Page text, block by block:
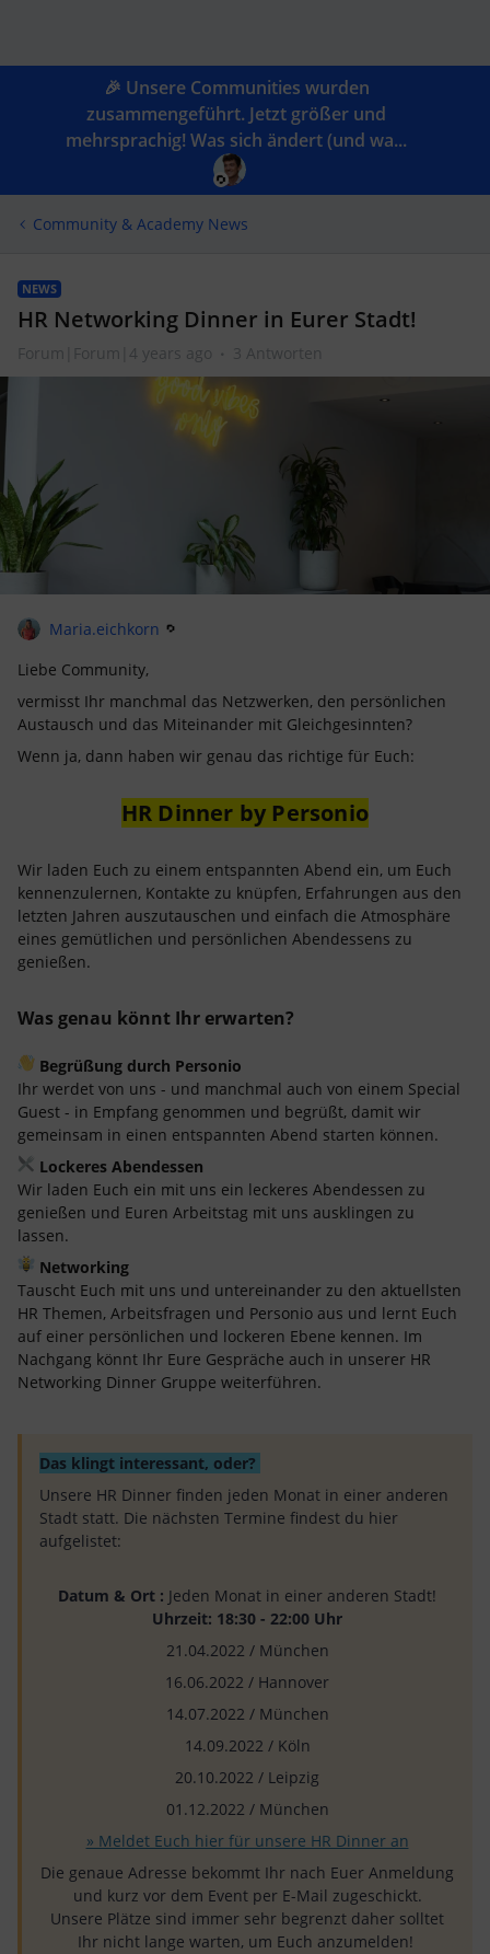
🎉 Unsere Communities wurden
zusammengeführt. Jetzt größer und
mehrsprachig! Was sich ändert (und wa...
Community & Academy News
NEWS
HR Networking Dinner in Eurer Stadt!
Forum|Forum|4 years ago 3 Antworten
Maria.eichkorn
Liebe Community,
vermisst Ihr manchmal das Netzwerken, den persönlichen
Austausch und das Miteinander mit Gleichgesinnten?
Wenn ja, dann haben wir genau das richtige für Euch:
HR Dinner by Personio
Wir laden Euch zu einem entspannten Abend ein, um Euch
kennenzulernen, Kontakte zu knüpfen, Erfahrungen aus den
letzten Jahren auszutauschen und einfach die Atmosphäre
eines gemütlichen und persönlichen Abendessens zu
genießen.
Was genau könnt Ihr erwarten?
Begrüßung durch Personio
Ihr werdet von uns - und manchmal auch von einem Special
Guest - in Empfang genommen und begrüßt, damit wir
gemeinsam in einen entspannten Abend starten können.
Lockeres Abendessen
Wir laden Euch ein mit uns ein leckeres Abendessen zu
genießen und Euren Arbeitstag mit uns ausklingen zu
lassen.
Networking
Tauscht Euch mit uns und untereinander zu den aktuellsten
HR Themen, Arbeitsfragen und Personio aus und lernt Euch
auf einer persönlichen und lockeren Ebene kennen. Im
Nachgang könnt Ihr Eure Gespräche auch in unserer HR
Networking Dinner Gruppe weiterführen.
Das klingt interessant, oder?
Unsere HR Dinner finden jeden Monat in einer anderen
Stadt statt. Die nächsten Termine findest du hier
aufgelistet:
Datum & Ort : Jeden Monat in einer anderen Stadt!
Uhrzeit: 18:30 - 22:00 Uhr
21.04.2022 / München
16.06.2022 / Hannover
14.07.2022 / München
14.09.2022 / Köln
20.10.2022 / Leipzig
01.12.2022 / München
» Meldet Euch hier für unsere HR Dinner an
Die genaue Adresse bekommt Ihr nach Euer Anmeldung
und kurz vor dem Event per E-Mail zugeschickt.
Unsere Plätze sind immer sehr begrenzt daher solltet
Ihr nicht lange warten, um Euch anzumelden!